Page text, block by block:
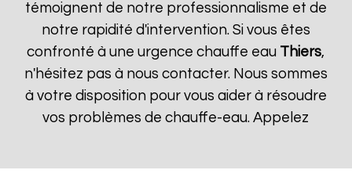
témoignent de notre professionnalisme et de
notre rapidité d'intervention. Si vous êtes
confronté à une urgence chauffe eau Thiers,
n'hésitez pas à nous contacter. Nous sommes
à votre disposition pour vous aider à résoudre
vos problèmes de chauffe-eau. Appelez